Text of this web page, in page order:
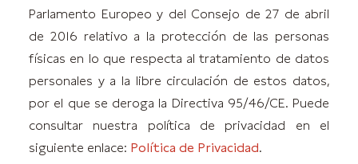
Parlamento Europeo y del Consejo de 27 de abril
de 2016 relativo a la protección de las personas
físicas en lo que respecta al tratamiento de datos
personales y a la libre circulación de estos datos,
por el que se deroga la Directiva 95/46/CE. Puede
consultar nuestra política de privacidad en el
siguiente enlace: Política de Privacidad.